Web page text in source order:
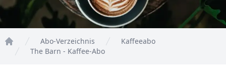
Home
Abo-Verzeichnis
Kaffeeabo
The Barn - Kaffee-Abo